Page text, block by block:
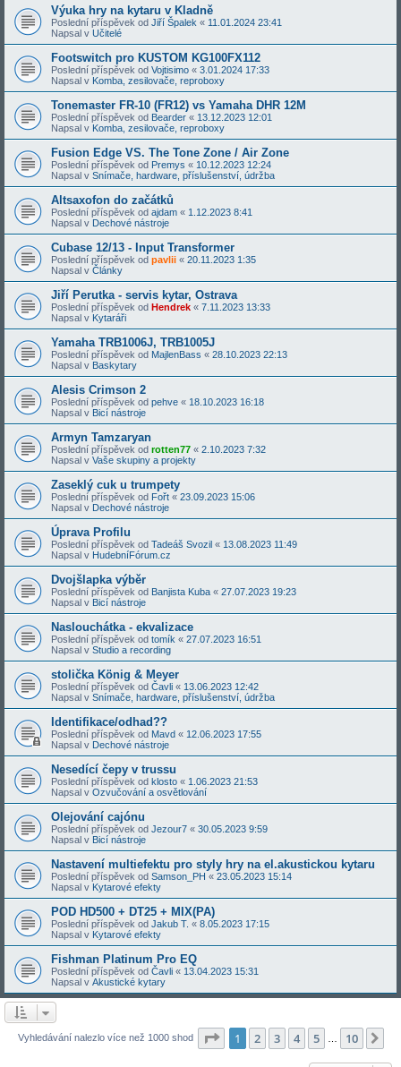
Výuka hry na kytaru v Kladně
Poslední příspěvek od Jiří Špalek « 11.01.2024 23:41
Napsal v Učitelé
Footswitch pro KUSTOM KG100FX112
Poslední příspěvek od Vojtisimo « 3.01.2024 17:33
Napsal v Komba, zesilovače, reproboxy
Tonemaster FR-10 (FR12) vs Yamaha DHR 12M
Poslední příspěvek od Bearder « 13.12.2023 12:01
Napsal v Komba, zesilovače, reproboxy
Fusion Edge VS. The Tone Zone / Air Zone
Poslední příspěvek od Premys « 10.12.2023 12:24
Napsal v Snímače, hardware, příslušenství, údržba
Altsaxofon do začátků
Poslední příspěvek od ajdam « 1.12.2023 8:41
Napsal v Dechové nástroje
Cubase 12/13 - Input Transformer
Poslední příspěvek od pavlii « 20.11.2023 1:35
Napsal v Články
Jiří Perutka - servis kytar, Ostrava
Poslední příspěvek od Hendrek « 7.11.2023 13:33
Napsal v Kytaráři
Yamaha TRB1006J, TRB1005J
Poslední příspěvek od MajlenBass « 28.10.2023 22:13
Napsal v Baskytary
Alesis Crimson 2
Poslední příspěvek od pehve « 18.10.2023 16:18
Napsal v Bicí nástroje
Armyn Tamzaryan
Poslední příspěvek od rotten77 « 2.10.2023 7:32
Napsal v Vaše skupiny a projekty
Zaseklý cuk u trumpety
Poslední příspěvek od Fořt « 23.09.2023 15:06
Napsal v Dechové nástroje
Úprava Profilu
Poslední příspěvek od Tadeáš Svozil « 13.08.2023 11:49
Napsal v HudebníFórum.cz
Dvojšlapka výběr
Poslední příspěvek od Banjista Kuba « 27.07.2023 19:23
Napsal v Bicí nástroje
Naslouchátka - ekvalizace
Poslední příspěvek od tomík « 27.07.2023 16:51
Napsal v Studio a recording
stolička König & Meyer
Poslední příspěvek od Čavli « 13.06.2023 12:42
Napsal v Snímače, hardware, příslušenství, údržba
Identifikace/odhad??
Poslední příspěvek od Mavd « 12.06.2023 17:55
Napsal v Dechové nástroje
Nesedící čepy v trussu
Poslední příspěvek od klosto « 1.06.2023 21:53
Napsal v Ozvučování a osvětlování
Olejování cajónu
Poslední příspěvek od Jezour7 « 30.05.2023 9:59
Napsal v Bicí nástroje
Nastavení multiefektu pro styly hry na el.akustickou kytaru
Poslední příspěvek od Samson_PH « 23.05.2023 15:14
Napsal v Kytarové efekty
POD HD500 + DT25 + MIX(PA)
Poslední příspěvek od Jakub T. « 8.05.2023 17:15
Napsal v Kytarové efekty
Fishman Platinum Pro EQ
Poslední příspěvek od Čavli « 13.04.2023 15:31
Napsal v Akustické kytary
Vyhledávání nalezlo více než 1000 shod Stránka z 10
1 2 3 4 5 10